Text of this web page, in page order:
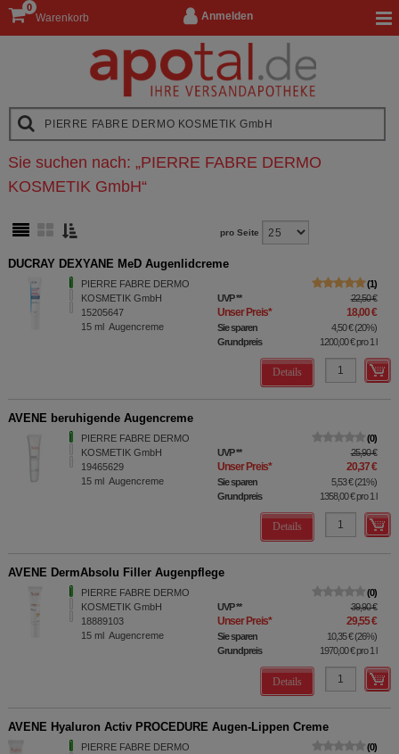
Anmelden
Warenkorb
0
Sie suchen nach: „PIERRE FABRE DERMO
KOSMETIK GmbH“
pro Seite
DUCRAY DEXYANE MeD Augenlidcreme
PIERRE FABRE DERMO
KOSMETIK GmbH
15205647
15 ml Augencreme
1
UVP** 22,50 €
Unser Preis* 18,00 €
Sie sparen 4,50 €(20%)
Grundpreis
1200,00 €pro 1 l
Details
AVENE beruhigende Augencreme
PIERRE FABRE DERMO
KOSMETIK GmbH
19465629
15 ml Augencreme
0
UVP** 25,90 €
Unser Preis* 20,37 €
Sie sparen 5,53 €(21%)
Grundpreis
1358,00 €pro 1 l
Details
AVENE DermAbsolu Filler Augenpflege
PIERRE FABRE DERMO
KOSMETIK GmbH
18889103
15 ml Augencreme
0
UVP** 39,90 €
Unser Preis* 29,55 €
Sie sparen 10,35 €(26%)
Grundpreis
1970,00 €pro 1 l
Details
AVENE Hyaluron Activ PROCEDURE Augen-Lippen Creme
PIERRE FABRE DERMO
0